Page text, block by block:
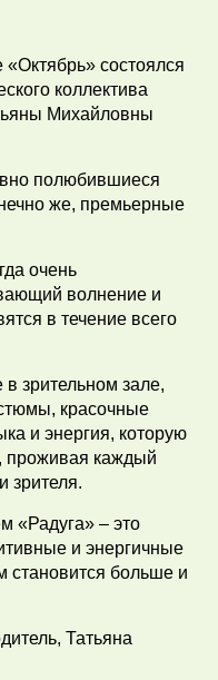
состоялся
коллектива
Михайловны
полюбившиеся
же, премьерные
очень
волнение и
в течение всего
зрительном зале,
красочные
и энергия, которую
проживая каждый
зрителя.
«Радуга» – это
и энергичные
становится больше и
Татьяна